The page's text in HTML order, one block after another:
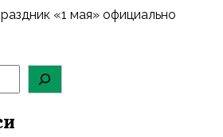
«1 мая» официально